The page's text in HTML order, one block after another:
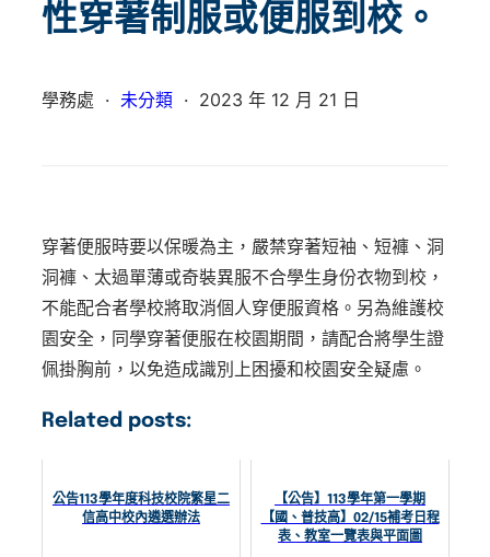
性穿著制服或便服到校。
學務處 · 未分類 · 2023 年 12 月 21 日
穿著便服時要以保暖為主，嚴禁穿著短袖、短褲、洞
洞褲、太過單薄或奇裝異服不合學生身份衣物到校，
不能配合者學校將取消個人穿便服資格。另為維護校
園安全，同學穿著便服在校園期間，請配合將學生證
佩掛胸前，以免造成識別上困擾和校園安全疑慮。
Related posts:
公告113學年度科技校院繁星二
信高中校內遴選辦法
【公告】113學年第一學期
【國、普技高】02/15補考日程
表、教室一覽表與平面圖